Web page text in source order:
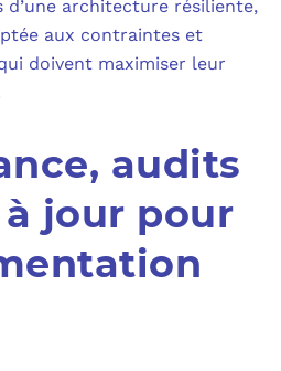
architecture résiliente,
aux contraintes et
doivent maximiser leur
audits
jour pour